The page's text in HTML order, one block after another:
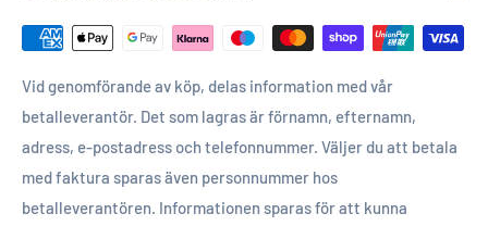
Vid genomförande av köp, delas information med vår
betalleverantör. Det som lagras är förnamn, efternamn,
adress, e-postadress och telefonnummer. Väljer du att betala
med faktura sparas även personnummer hos
betalleverantören. Informationen sparas för att kunna